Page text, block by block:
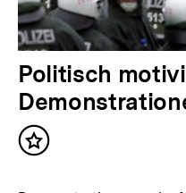
Politisch
Inhalt